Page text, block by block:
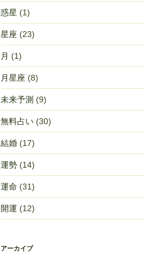
惑星 (1)
星座 (23)
月 (1)
月星座 (8)
未来予測 (9)
無料占い(30)
結婚(17)
運勢(14)
運命 (31)
開運 (12)
アーカイブ